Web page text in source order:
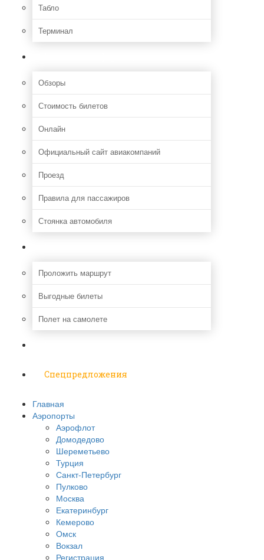
Табло
Терминал
Обзоры
Стоимость билетов
Онлайн
Официальный сайт авиакомпаний
Проезд
Правила для пассажиров
Стоянка автомобиля
Проложить маршрут
Выгодные билеты
Полет на самолете
Спецпредложения
Главная
Аэропорты
Аэрофлот
Домодедово
Шереметьево
Турция
Санкт-Петербург
Пулково
Москва
Екатеринбург
Кемерово
Омск
Вокзал
Регистрация